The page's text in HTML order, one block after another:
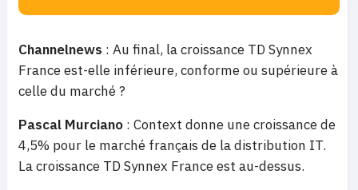
Channelnews : Au final, la croissance TD Synnex
France est-elle inférieure, conforme ou supérieure à
celle du marché ?
Pascal Murciano : Context donne une croissance de
4,5% pour le marché français de la distribution IT.
La croissance TD Synnex France est au-dessus.